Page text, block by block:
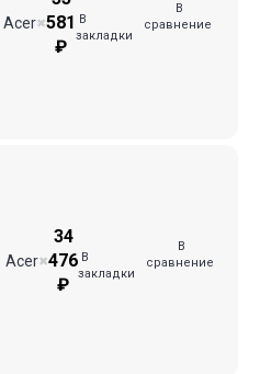
Acer✖581
₽
В
закладки
В
сравнение
Acer✖
34
476
₽
В
закладки
В
сравнение